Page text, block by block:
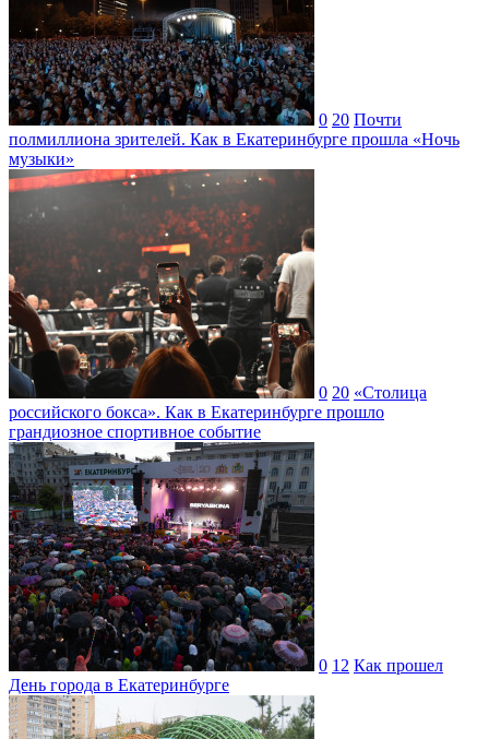
0 20 Почти
полмиллиона зрителей. Как в Екатеринбурге прошла «Ночь
музыки»
0 20 «Столица
российского бокса». Как в Екатеринбурге прошло
грандиозное спортивное событие
0 12 Как прошел
День города в Екатеринбурге